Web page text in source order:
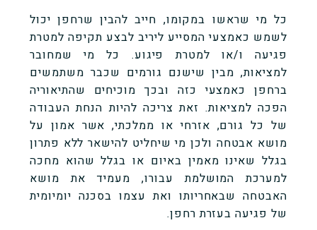
כל מי שראשו במקומו, חייב להבין שרחפן יכול
לשמש כאמצעי המסייע ליריב לבצע תקיפה למטרת
פגיעה ו/או למטרת פיגוע. כל מי שמחובר
למציאות, מבין שישנם גורמים שכבר משתמשים
ברחפן כאמצעי כזה ובכך מוכיחים שהתיאוריה
הפכה למציאות. זאת צריכה להיות הנחת העבודה
של כל גורם, אזרחי או ממלכתי, אשר אמון על
מושא אבטחה ולכן מי שיחליט להישאר ללא פתרון
בגלל שאינו מאמין באיום או בגלל שהוא מחכה
למערכת המושלמת עבורו, מעמיד את מושא
האבטחה שבאחריותו ואת עצמו בסכנה יומיומית
של פגיעה בעזרת רחפן.